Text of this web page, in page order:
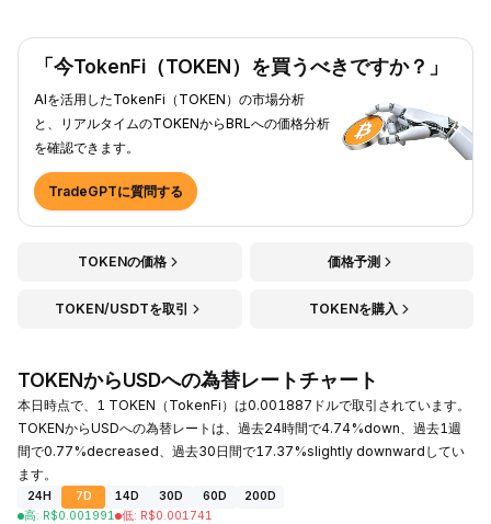
「今TokenFi（TOKEN）を買うべきですか？」
AIを活用したTokenFi（TOKEN）の市場分析
と、リアルタイムのTOKENからBRLへの価格分析
を確認できます。
TradeGPTに質問する
TOKENの価格 価格予測
TOKEN/USDTを取引 TOKENを購入
TOKENからUSDへの為替レートチャート
本日時点で、1 TOKEN（TokenFi）は0.001887ドルで取引されています。
TOKENからUSDへの為替レートは、過去24時間で4.74%down、過去1週
間で0.77%decreased、過去30日間で17.37%slightly downwardしてい
ます。
24H 7D 14D 30D 60D
200D
高: R$0.001991 低: R$0.001741